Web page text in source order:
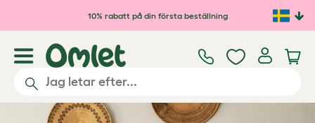
Hoppa till huvudinnehåll
10% rabatt på din första beställning